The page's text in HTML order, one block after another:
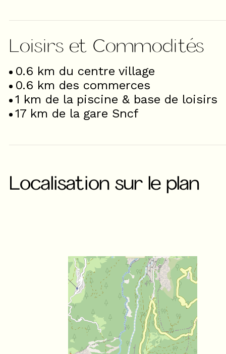
Loisirs et Commodités
0.6 km du centre village
0.6 km des commerces
1 km de la piscine & base de loisirs
17 km de la gare Sncf
Localisation sur le plan